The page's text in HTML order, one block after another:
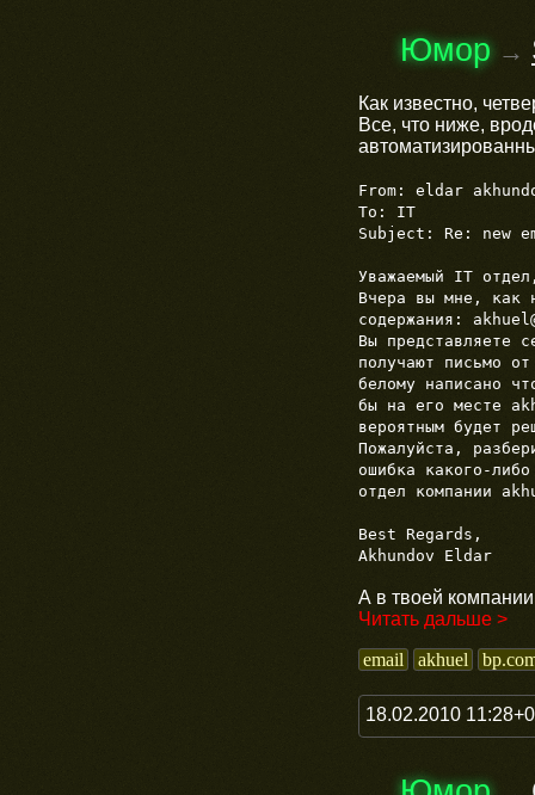
Юмор →
Как известно,
Все, что ниже,
From: eldar
To: IT
Subject: Re: new
Уважаемый IT
Вчера вы мне, как
содержания:
Вы представляете
получают письмо
белому написано
бы на его месте
вероятным будет
Пожалуйста,
ошибка какого-
отдел компании
Best Regards,
Akhundov Eldar
А в твоей
Читать дальше >
email
akhuel
18.02.2010